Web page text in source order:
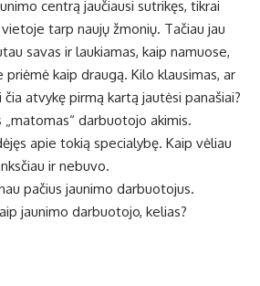
centrą jaučiausi sutrikęs, tikrai
tarp naujų žmonių. Tačiau jau
savas ir laukiamas, kaip namuose,
kaip draugą. Kilo klausimas, ar
atvykę pirmą kartą jautėsi panašiai?
darbuotojo akimis.
apie tokią specialybę. Kaip vėliau
ir nebuvo.
pačius jaunimo darbuotojus.
jaunimo darbuotojo, kelias?